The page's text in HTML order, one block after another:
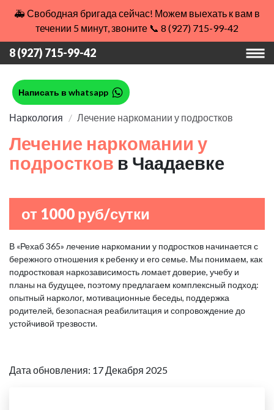
🚑 Свободная бригада сейчас! Можем выехать к вам в
течении 5 минут, звоните 📞 8 (927) 715-99-42
8 (927) 715-99-42
Написать в whatsapp
Наркология Лечение наркомании у подростков
Лечение наркомании у
подростков в Чаадаевке
от 1000 руб/сутки
В «Рехаб 365» лечение наркомании у подростков начинается с
бережного отношения к ребенку и его семье. Мы понимаем, как
подростковая наркозависимость ломает доверие, учебу и
планы на будущее, поэтому предлагаем комплексный подход:
опытный нарколог, мотивационные беседы, поддержка
родителей, безопасная реабилитация и сопровождение до
устойчивой трезвости.
Дата обновления: 17 Декабря 2025